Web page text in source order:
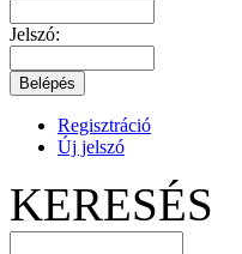
Jelszó:
Regisztráció
Új jelszó
KERESÉS